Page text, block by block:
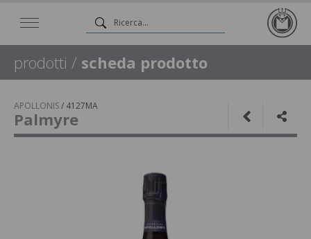
prodotti / scheda prodotto
APOLLONIS/ 4127MA
Palmyre